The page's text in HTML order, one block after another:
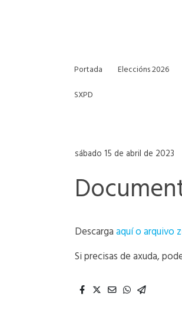
Portada Eleccións 2026
SXPD
sábado 15 de abril de 2023
Descargaaquí o arquivo
Si precisas de axuda,